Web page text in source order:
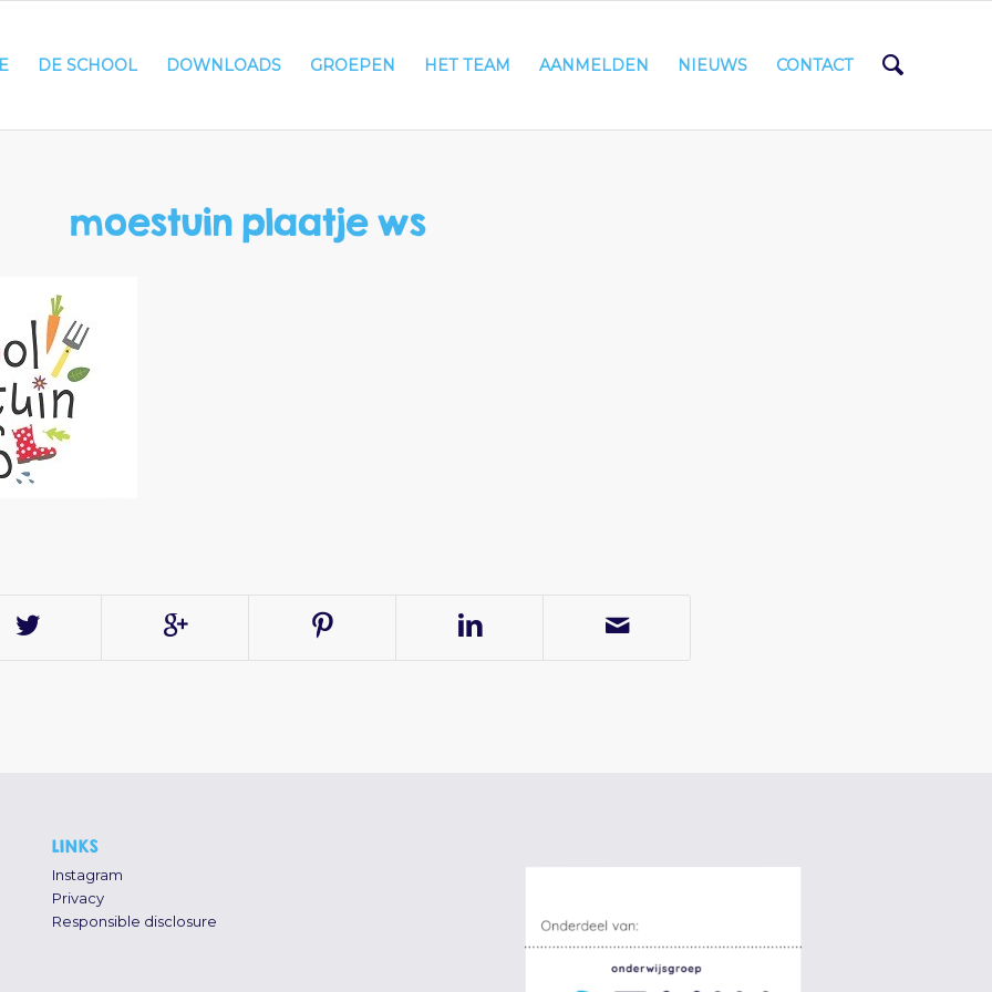
DE SCHOOL DOWNLOADS GROEPEN HET TEAM AANMELDEN NIEUWS CONTACT
moestuin plaatje ws
LINKS
Instagram
Privacy
Responsible disclosure